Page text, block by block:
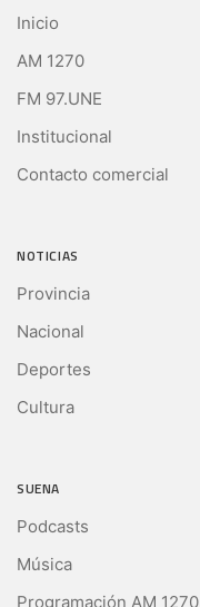
Inicio
AM 1270
FM 97.UNE
Institucional
Contacto comercial
NOTICIAS
Provincia
Nacional
Deportes
Cultura
SUENA
Podcasts
Música
Programación AM 1270